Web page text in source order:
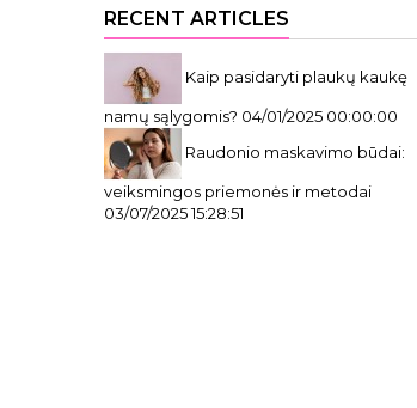
RECENT ARTICLES
Kaip pasidaryti plaukų kaukę
namų sąlygomis? 04/01/2025 00:00:00
Raudonio maskavimo būdai:
veiksmingos priemonės ir metodai
03/07/2025 15:28:51